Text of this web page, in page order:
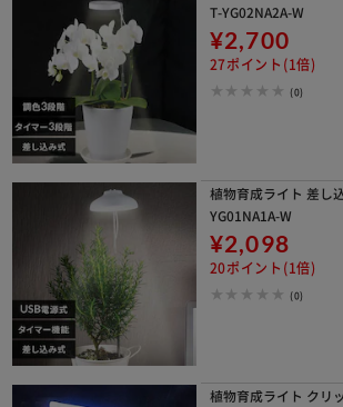
T-YG02NA2A-W
¥2,700
27ポイント(1倍)
(0)
植物育成ライト 差し
YG01NA1A-W
¥2,098
20ポイント(1倍)
(0)
植物育成ライト クリ
※ご確認ください
カートに入れる